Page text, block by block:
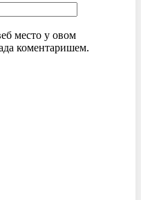
место у овом
коментаришем.